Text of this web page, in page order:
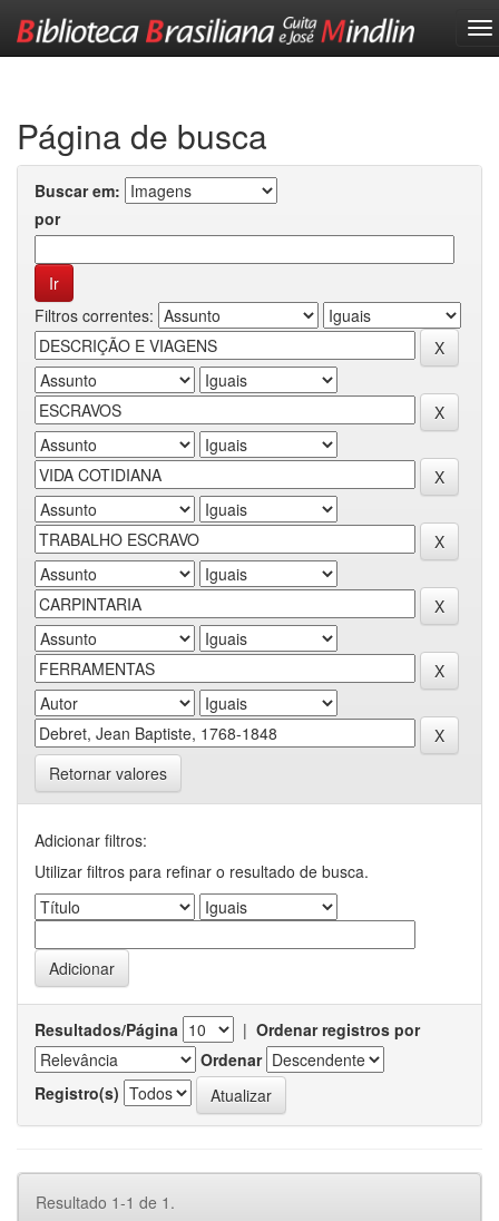
Página de busca
Buscar em:
por
Filtros correntes:
Retornar valores
Adicionar filtros:
Utilizar filtros para refinar o resultado de busca.
Resultados/Página | Ordenar registros por
Ordenar
Registro(s)
Resultado 1-1 de 1.